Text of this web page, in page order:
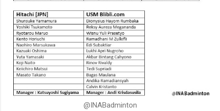
@INABadminton